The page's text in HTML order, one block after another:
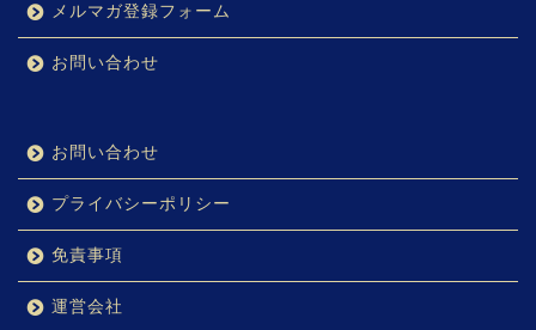
メルマガ登録フォーム
お問い合わせ
お問い合わせ
プライバシーポリシー
免責事項
運営会社